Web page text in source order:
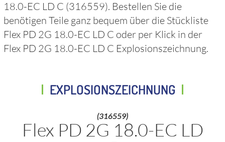
18.0-EC LD C (316559). Bestellen Sie die
benötigen Teile ganz bequem über die Stückliste
Flex PD 2G 18.0-EC LD C oder per Klick in der
Flex PD 2G 18.0-EC LD C Explosionszeichnung.
EXPLOSIONSZEICHNUNG
(316559)
Flex PD 2G 18.0-EC LD